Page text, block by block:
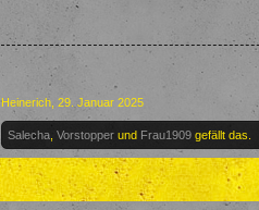
Heinerich 29. Januar 2025
Salecha ,Vorstopper und Frau1909 gefällt das.